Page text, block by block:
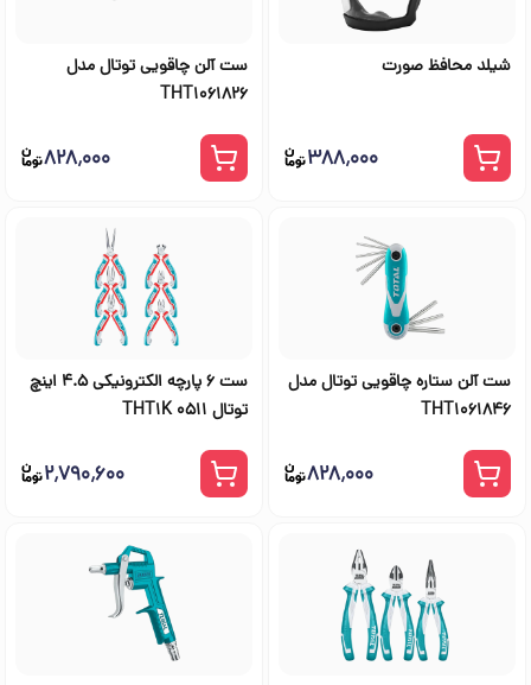
شیلد محافظ صورت
۳۸۸٬۰۰۰
ست آلن چاقویی توتال مدل
THT1061826
۸۲۸٬۰۰۰
ست آلن ستاره چاقویی توتال مدل
THT1061846
۸۲۸٬۰۰۰
ست 6 پارچه الکترونیکی 4.5 اینچ
توتال THT1K 0511
۲٬۷۹۰٬۶۰۰